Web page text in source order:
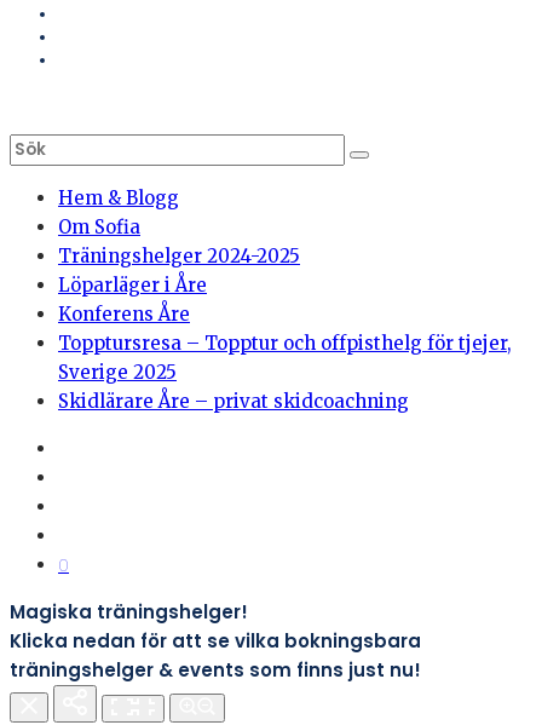
Hem & Blogg
Om Sofia
Träningshelger 2024-2025
Löparläger i Åre
Konferens Åre
Topptursresa – Topptur och offpisthelg för tjejer,
Sverige 2025
Skidlärare Åre – privat skidcoachning
0
Magiska träningshelger!
Klicka nedan för att se vilka bokningsbara
träningshelger & events som finns just nu!